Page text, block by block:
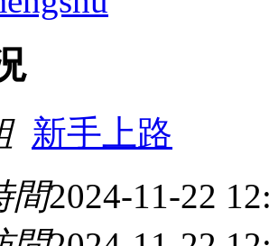
新手上路
間2024-11-22